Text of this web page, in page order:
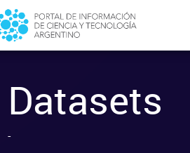
Datasets
-